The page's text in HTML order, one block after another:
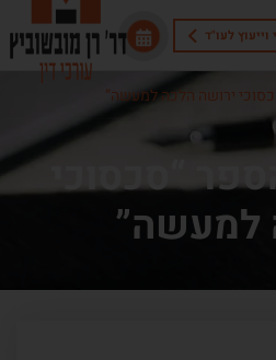
וייעוץ לעו"ד
ירושה הלכה למעשה”
“סכסוכי
למעשה”